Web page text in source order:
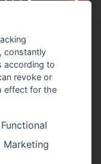
420
constantly
according to
revoke or
effect for the
Functional
Marketing